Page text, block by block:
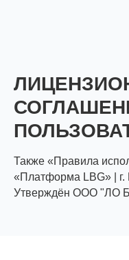
Также «Правила
«Платформа LBG» | г.
Утверждён ООО "ЛО